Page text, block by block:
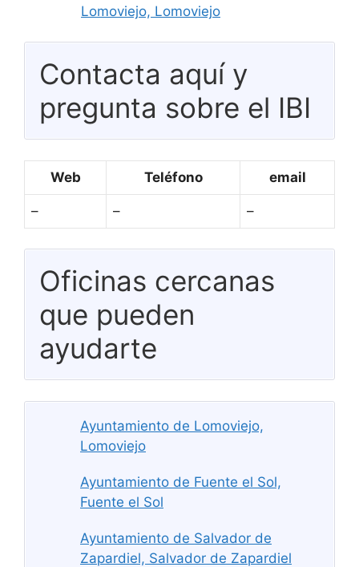
Lomoviejo, Lomoviejo
Contacta aquí y
pregunta sobre el IBI
Web Teléfono email
– – –
Oficinas cercanas
que pueden
ayudarte
Ayuntamiento de Lomoviejo,
Lomoviejo
Ayuntamiento de Fuente el Sol,
Fuente el Sol
Ayuntamiento de Salvador de
Zapardiel, Salvador de Zapardiel